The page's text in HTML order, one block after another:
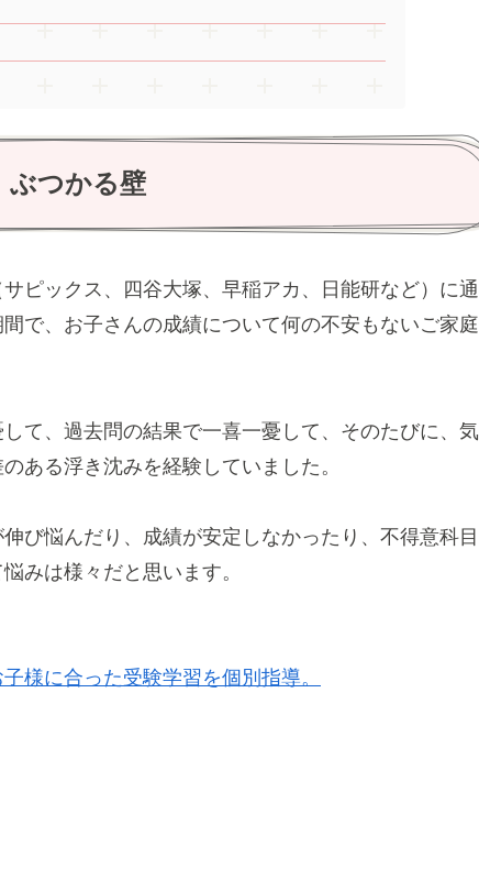
ぶつかる壁
ピックス、四谷大塚、早稲アカ、日能研など）に通
で、お子さんの成績について何の不安もないご家庭
て、過去問の結果で一喜一憂して、そのたびに、気
ある浮き沈みを経験していました。
び悩んだり、成績が安定しなかったり、不得意科目
みは様々だと思います。
様に合った受験学習を個別指導。